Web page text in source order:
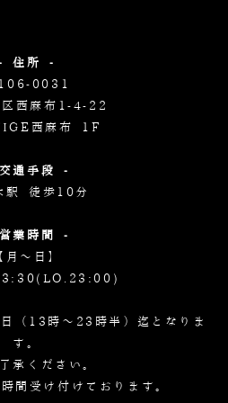
住所 -
0031
区西麻布1-4-22
西麻布 1F
通手段 -
駅 徒歩10分
業時間 -
月～日】
（13時～23時半）迄となりま
す。
承ください。
間受け付けております。